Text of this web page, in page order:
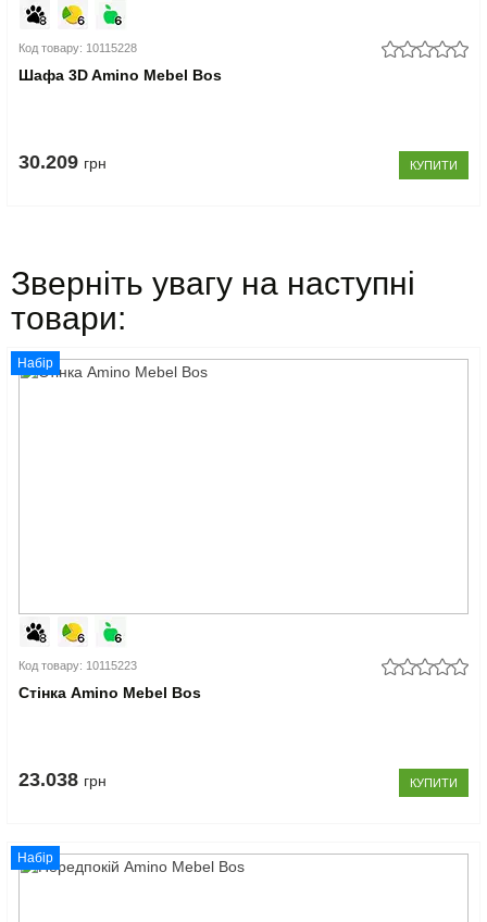
Код товару: 10115228
Шафа 3D Amino Mebel Bos
30.209 грн КУПИТИ
Зверніть увагу на наступні
товари:
Набір
Код товару: 10115223
Стінка Amino Mebel Bos
23.038 грн КУПИТИ
Набір